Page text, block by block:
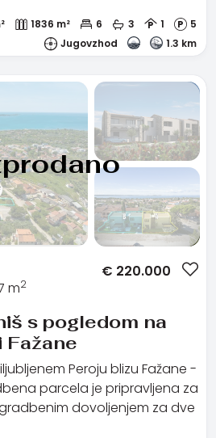
1836 m² 6 3 1
5
Jugovzhod
1.3 km
m2
€ 220.000
s pogledom na
Fažane
Peroju blizu Fažane -
parcela je pripravljena za
dovoljenjem za dve